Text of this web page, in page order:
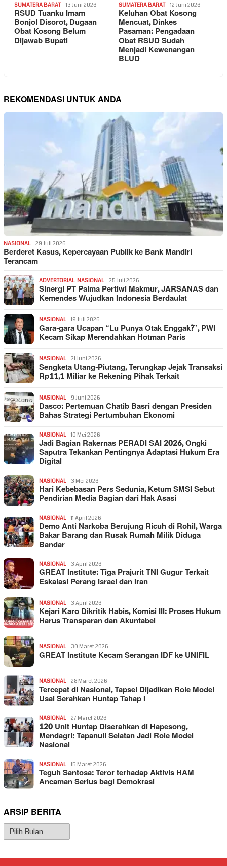
SUMATERA BARAT 13 Juni 2026
RSUD Tuanku Imam
Bonjol Disorot, Dugaan
Obat Kosong Belum
Dijawab Bupati
SUMATERA BARAT 12 Juni 2026
Keluhan Obat Kosong
Mencuat, Dinkes
Pasaman: Pengadaan
Obat RSUD Sudah
Menjadi Kewenangan
BLUD
REKOMENDASI UNTUK ANDA
NASIONAL 29 Juli 2026
Berderet Kasus, Kepercayaan Publik ke Bank Mandiri
Terancam
ADVERTORIAL, NASIONAL 25 Juli 2026
Sinergi PT Palma Pertiwi Makmur, JARSANAS dan
Kemendes Wujudkan Indonesia Berdaulat
NASIONAL 19 Juli 2026
Gara-gara Ucapan “Lu Punya Otak Enggak?”, PWI
Kecam Sikap Merendahkan Hotman Paris
NASIONAL 21 Juni 2026
Sengketa Utang-Piutang, Terungkap Jejak Transaksi
Rp11,1 Miliar ke Rekening Pihak Terkait
NASIONAL 9 Juni 2026
Dasco: Pertemuan Chatib Basri dengan Presiden
Bahas Strategi Pertumbuhan Ekonomi
NASIONAL 10 Mei 2026
Jadi Bagian Rakernas PERADI SAI 2026, Ongki
Saputra Tekankan Pentingnya Adaptasi Hukum Era
Digital
NASIONAL 3 Mei 2026
Hari Kebebasan Pers Sedunia, Ketum SMSI Sebut
Pendirian Media Bagian dari Hak Asasi
NASIONAL 11 April 2026
Demo Anti Narkoba Berujung Ricuh di Rohil, Warga
Bakar Barang dan Rusak Rumah Milik Diduga
Bandar
NASIONAL 3 April 2026
GREAT Institute: Tiga Prajurit TNI Gugur Terkait
Eskalasi Perang Israel dan Iran
NASIONAL 3 April 2026
Kejari Karo Dikritik Habis, Komisi III: Proses Hukum
Harus Transparan dan Akuntabel
NASIONAL 30 Maret 2026
GREAT Institute Kecam Serangan IDF ke UNIFIL
NASIONAL 28 Maret 2026
Tercepat di Nasional, Tapsel Dijadikan Role Model
Usai Serahkan Huntap Tahap I
NASIONAL 27 Maret 2026
120 Unit Huntap Diserahkan di Hapesong,
Mendagri: Tapanuli Selatan Jadi Role Model
Nasional
NASIONAL 15 Maret 2026
Teguh Santosa: Teror terhadap Aktivis HAM
Ancaman Serius bagi Demokrasi
ARSIP BERITA
Arsip
Berita